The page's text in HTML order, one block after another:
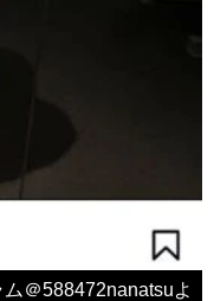
＠588472nanatsuよ